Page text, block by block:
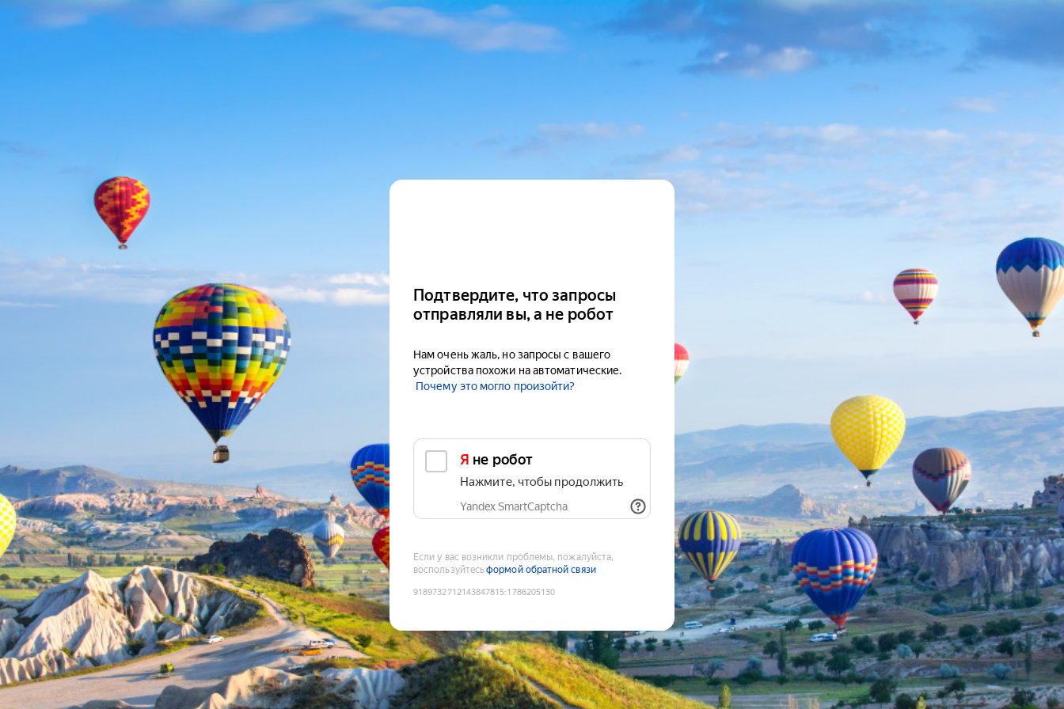
Подтвердите, что запросы
отправляли вы, а не робот
Нам очень жаль, но запросы с вашего
устройства похожи на автоматические.
Почему это могло произойти?
Я не робот
Нажмите, чтобы продолжить
Yandex SmartCaptcha
Если у вас возникли проблемы, пожалуйста,
воспользуйтесьформой обратной связи
9189732712143847815:1786205130